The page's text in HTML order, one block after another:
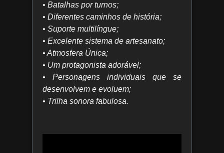
• Batalhas por turnos;
• Diferentes caminhos de história;
• Suporte multilíngue;
• Excelente sistema de artesanato;
• Atmosfera Única;
• Um protagonista adorável;
• Personagens individuais que se
desenvolvem e evoluem;
• Trilha sonora fabulosa.